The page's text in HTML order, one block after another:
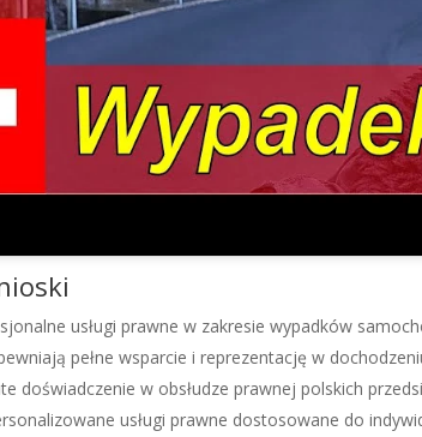
usługi prawne w zakresie wypadków
pełne wsparcie i reprezentację w
doświadczenie w obsłudze prawnej polskich
usługi prawne dostosowane do